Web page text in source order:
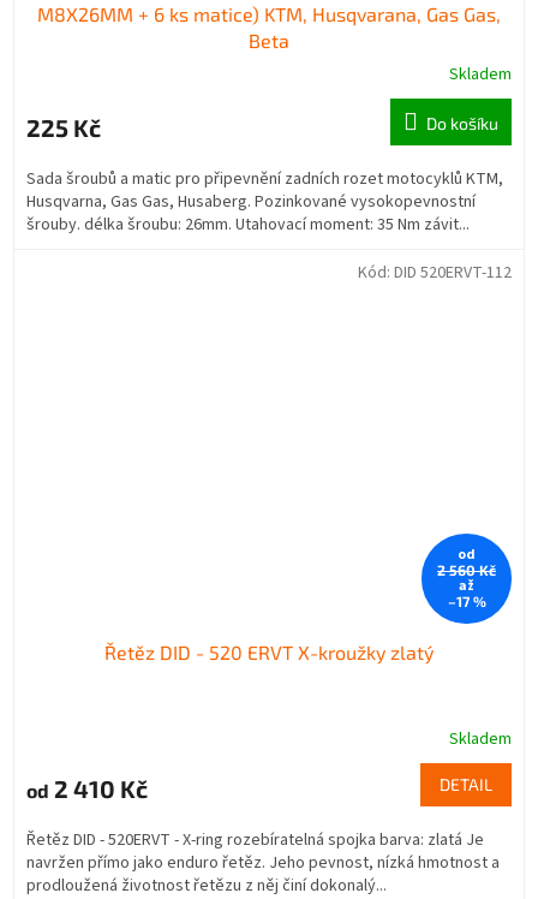
M8X26MM + 6 ks matice) KTM, Husqvarana, Gas Gas,
Beta
Skladem
225 Kč Do košíku
Sada šroubů a matic pro připevnění zadních rozet motocyklů KTM,
Husqvarna, Gas Gas, Husaberg. Pozinkované vysokopevnostní
šrouby. délka šroubu: 26mm. Utahovací moment: 35 Nm závit...
od
2 560 Kč
až
–17 %
Řetěz DID - 520 ERVT X-kroužky zlatý
Skladem
od 2 410 Kč DETAIL
Řetěz DID - 520ERVT - X-ring rozebíratelná spojka barva: zlatá Je
navržen přímo jako enduro řetěz. Jeho pevnost, nízká hmotnost a
prodloužená životnost řetězu z něj činí dokonalý...
Kód: DID 520ERVT-112